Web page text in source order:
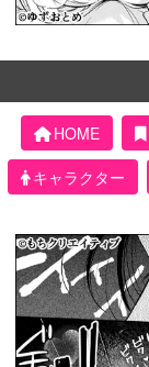
HOME
キャラクター